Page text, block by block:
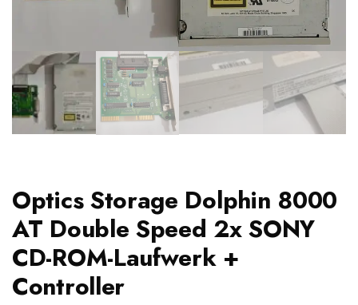
Optics Storage Dolphin 8000
AT Double Speed 2x SONY
CD-ROM-Laufwerk +
Controller